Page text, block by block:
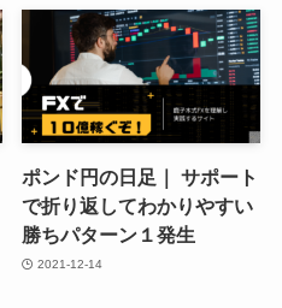
ポンド円の日足｜ サポート
で折り返してわかりやすい
勝ちパターン１発生
2021-12-14